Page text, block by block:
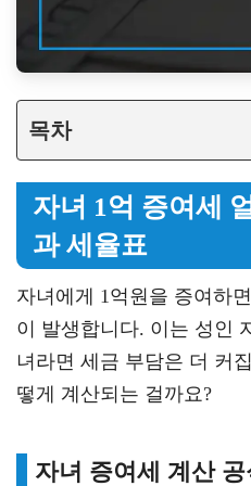
목차
자녀 1억 증여세
과 세율표
자녀에게 1억원을 증여하
이 발생합니다. 이는 성인
녀라면 세금 부담은 더 커
떻게 계산되는 걸까요?
자녀 증여세 계산